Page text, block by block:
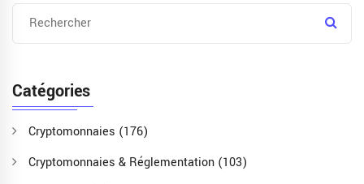
Catégories
Cryptomonnaies (176)
Cryptomonnaies & Réglementation (103)